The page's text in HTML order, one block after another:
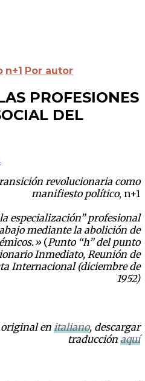
n+1 Por autor
PROFESIONES
DEL
revolucionaria como
manifiesto político, n+1
especialización” profesional
mediante la abolición de
(Punto “h” del punto
Inmediato, Reunión de
Internacional (diciembre de
1952)
en italiano, descargar
traducción aquí